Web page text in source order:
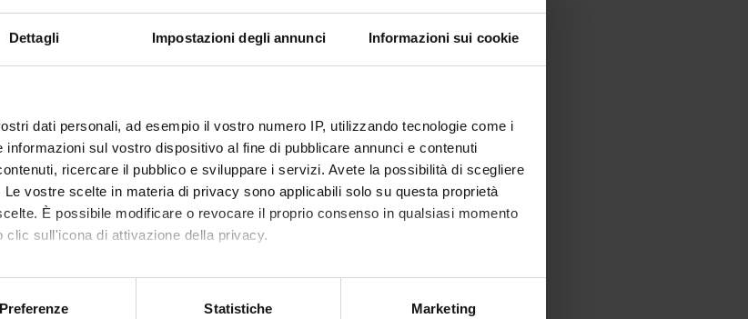
Dettagli Impostazioni degli annunci Informazioni sui cookie
dati personali, ad esempio il vostro numero IP, utilizzando tecnologie come i
sul vostro dispositivo al fine di pubblicare annunci e contenuti
ricercare il pubblico e sviluppare i servizi. Avete la possibilità di scegliere
vostre scelte in materia di privacy sono applicabili solo su questa proprietà
È possibile modificare o revocare il proprio consenso in qualsiasi momento
sull'icona di attivazione della privacy.
posizione geografica, con un'approssimazione di qualche metro,
Preferenze Statistiche Marketing